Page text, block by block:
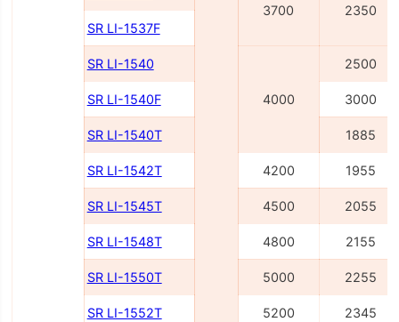
3700
2350
SR LI-1537F
SR LI-1540
4000
2500
SR LI-1540F 3000
SR LI-1540Т 1885
SR LI-1542Т 4200 1955
SR LI-1545Т 4500 2055
SR LI-1548Т 4800 2155
SR LI-1550Т 5000 2255
SR LI-1552Т 5200 2345